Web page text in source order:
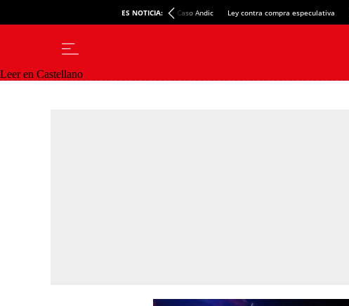
ES NOTICIA: Caso Andic Ley contra compra especulativa
Leer en Castellano